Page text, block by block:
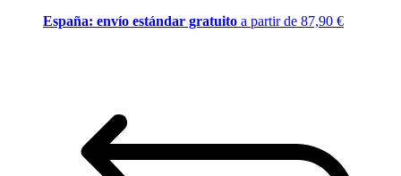
España: envío estándar gratuito a partir de 87,90 €